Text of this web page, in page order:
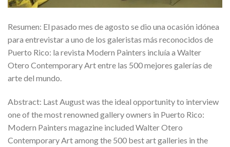
Resumen: El pasado mes de agosto se dio una ocasión idónea
para entrevistar a uno de los galeristas más reconocidos de
Puerto Rico: la revista Modern Painters incluía a Walter
Otero Contemporary Art entre las 500 mejores galerías de
arte del mundo.
Abstract: Last August was the ideal opportunity to interview
one of the most renowned gallery owners in Puerto Rico:
Modern Painters magazine included Walter Otero
Contemporary Art among the 500 best art galleries in the